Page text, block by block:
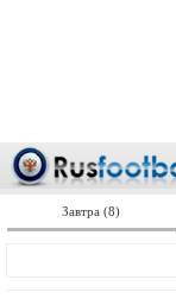
Завтра (8)